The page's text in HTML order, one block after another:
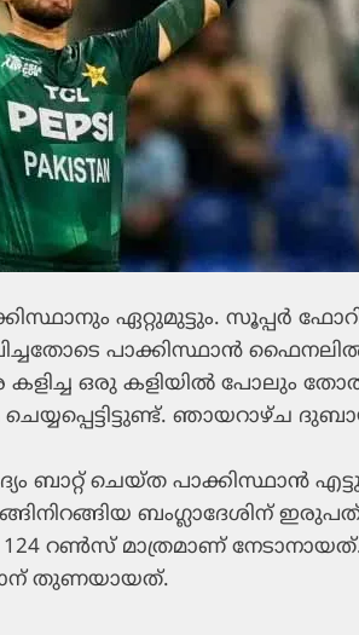
ഏറ്റുമുട്ടും. സൂപ്പര്‍
പാക്കിസ്ഥാന്‍
ഒരു കളിയില്‍ പോലും
ഞായറാഴ്ച
ബാറ്റ് ചെയ്ത പാക്കിസ്ഥാന്‍ എട്ടു
ബംഗ്ലാദേശിന്
റണ്‍സ് മാത്രമാണ്
തുണയായത്.